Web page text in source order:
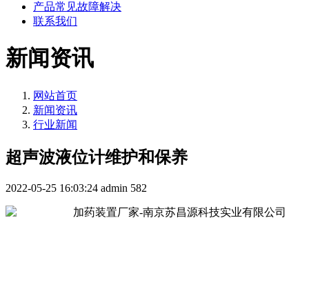
产品常见故障解决
联系我们
新闻资讯
网站首页
新闻资讯
行业新闻
超声波液位计维护和保养
2022-05-25 16:03:24 admin 582